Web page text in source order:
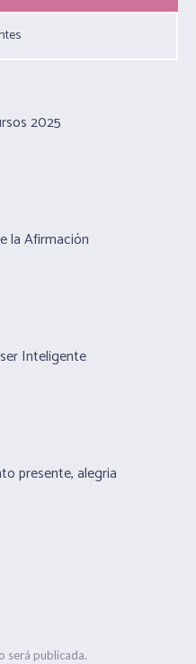
2025
la Afirmación
Inteligente
presente, alegria
será publicada.